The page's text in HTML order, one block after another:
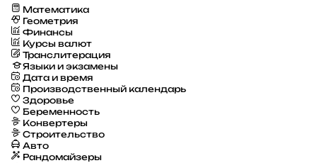
Математика
Геометрия
Финансы
Курсы валют
Транслитерация
Языки и экзамены
Дата и время
Производственный календарь
Здоровье
Беременность
Конвертеры
Строительство
Авто
Рандомайзеры